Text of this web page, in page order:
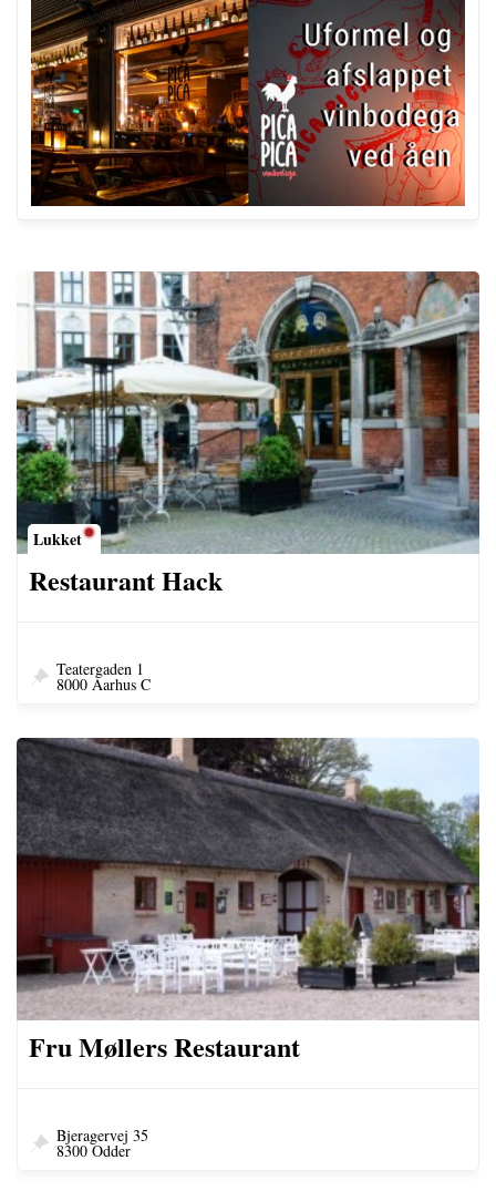
Lukket
Restaurant Hack
Teatergaden 1
8000 Aarhus C
Fru Møllers Restaurant
Bjeragervej 35
8300 Odder